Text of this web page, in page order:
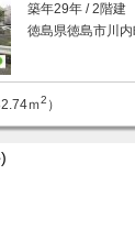
築年29年 / 2階建
徳島県徳島市川
ｍ2 ）